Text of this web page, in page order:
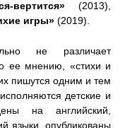
вертится» (2013),
игры» (2019).
не различает
ее мнению, «стихи и
пишутся одним и тем
детские и
на английский,
языки, опубликованы